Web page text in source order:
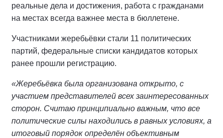
реальные дела и достижения, работа с гражданами
на местах всегда важнее места в бюллетене.
Участниками жеребьёвки стали 11 политических
партий, федеральные списки кандидатов которых
ранее прошли регистрацию.
«Жеребьёвка была организована открыто, с
участием представителей всех заинтересованных
сторон. Считаю принципиально важным, что все
политические силы находились в равных условиях, а
итоговый порядок определён объективным